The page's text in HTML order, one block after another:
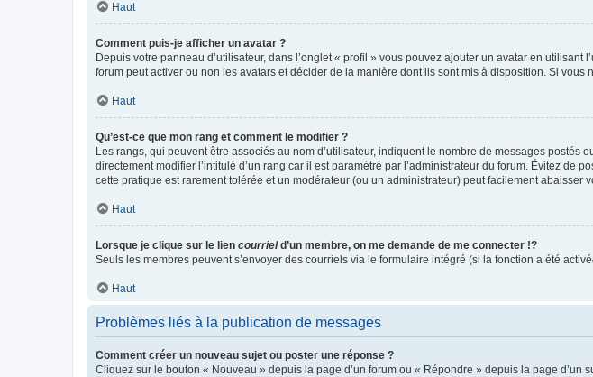
Haut
Comment puis-je afficher un avatar ?
Depuis votre panneau d’utilisateur, dans l’onglet « profil » vous pouvez ajouter un avatar en
forum peut activer ou non les avatars et décider de la manière dont ils sont mis à disposition. Si vous
Haut
Qu’est-ce que mon rang et comment le modifier ?
Les rangs, qui peuvent être associés au nom d’utilisateur, indiquent le nombre de messages
directement modifier l’intitulé d’un rang car il est paramétré par l’administrateur du forum. Évitez
cette pratique est rarement tolérée et un modérateur (ou un administrateur) peut facilement abaisser
Haut
Lorsque je clique sur le lien courrield’un membre, on me demande de me connecter !?
Seuls les membres peuvent s’envoyer des courriels via le formulaire intégré (si la fonction a été
Haut
Problèmes liés à la publication de messages
Comment créer un nouveau sujet ou poster une réponse ?
Cliquez sur le bouton « Nouveau » depuis la page d’un forum ou « Répondre » depuis la page